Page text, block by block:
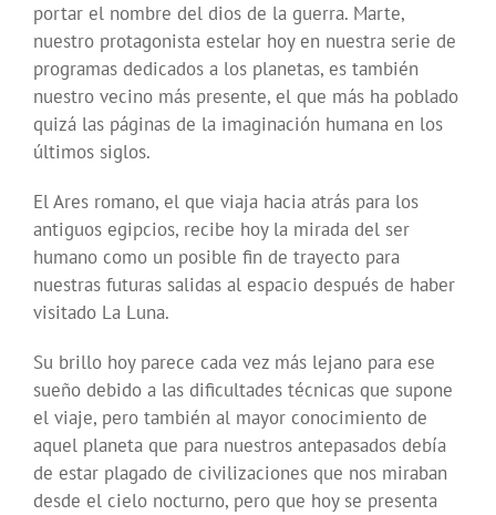
portar el nombre del dios de la guerra. Marte,
nuestro protagonista estelar hoy en nuestra serie de
programas dedicados a los planetas, es también
nuestro vecino más presente, el que más ha poblado
quizá las páginas de la imaginación humana en los
últimos siglos.
El Ares romano, el que viaja hacia atrás para los
antiguos egipcios, recibe hoy la mirada del ser
humano como un posible fin de trayecto para
nuestras futuras salidas al espacio después de haber
visitado La Luna.
Su brillo hoy parece cada vez más lejano para ese
sueño debido a las dificultades técnicas que supone
el viaje, pero también al mayor conocimiento de
aquel planeta que para nuestros antepasados debía
de estar plagado de civilizaciones que nos miraban
desde el cielo nocturno, pero que hoy se presenta